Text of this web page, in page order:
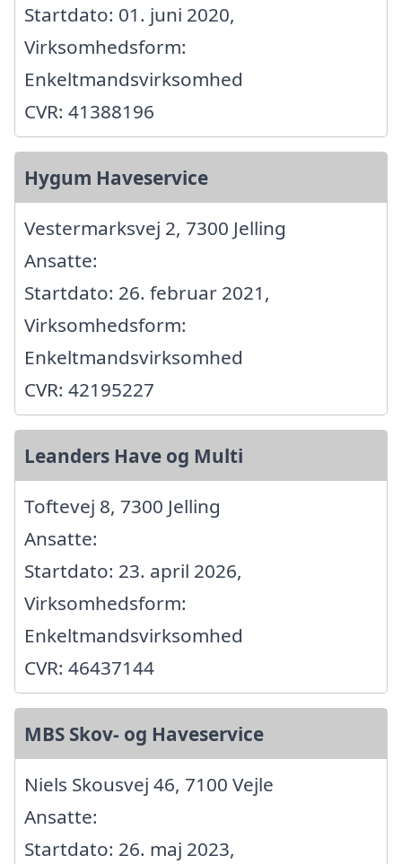
Startdato: 01. juni 2020,
Virksomhedsform:
Enkeltmandsvirksomhed
CVR: 41388196
Hygum Haveservice
Vestermarksvej 2, 7300 Jelling
Ansatte:
Startdato: 26. februar 2021,
Virksomhedsform:
Enkeltmandsvirksomhed
CVR: 42195227
Leanders Have og Multi
Toftevej 8, 7300 Jelling
Ansatte:
Startdato: 23. april 2026,
Virksomhedsform:
Enkeltmandsvirksomhed
CVR: 46437144
MBS Skov- og Haveservice
Niels Skousvej 46, 7100 Vejle
Ansatte:
Startdato: 26. maj 2023,